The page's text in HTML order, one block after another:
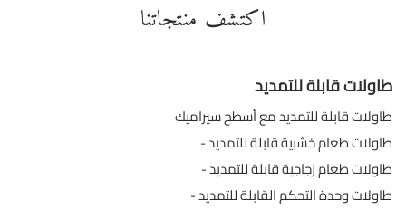
اكتشف منتجاتنا
طاولات قابلة للتمديد
طاولات قابلة للتمديد مع أسطح سيراميك
طاولات طعام خشبية قابلة للتمديد
طاولات طعام زجاجية قابلة للتمديد
طاولات وحدة التحكم القابلة للتمديد